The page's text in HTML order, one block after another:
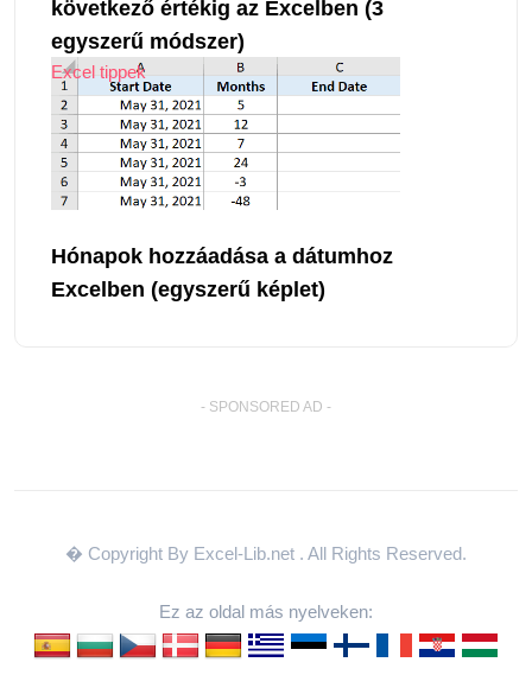
következő értékig az Excelben (3
egyszerű módszer)
Excel tippek
Hónapok hozzáadása a dátumhoz
Excelben (egyszerű képlet)
- SPONSORED AD -
� Copyright By Excel-Lib.net . All Rights Reserved.
Ez az oldal más nyelveken: